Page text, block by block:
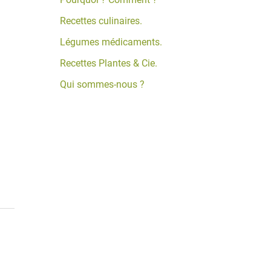
Recettes culinaires.
Légumes médicaments.
Recettes Plantes & Cie.
Qui sommes-nous ?